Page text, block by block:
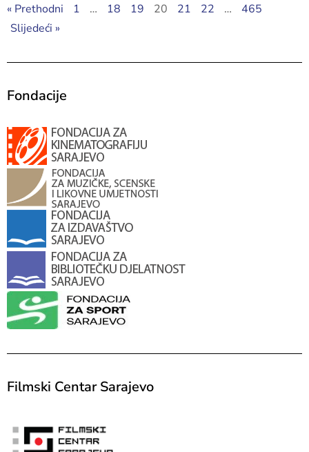
« Prethodni 1 … 18 19 20 21 22 …
465
Slijedeći »
Fondacije
Filmski Centar Sarajevo